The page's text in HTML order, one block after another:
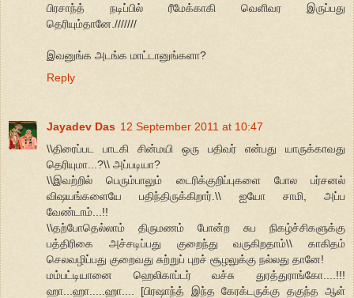
பிரசாந்த் நடிப்பில் ரீமேக்காகி வெளிவர இருப்பது
தெரியும்தானே.///////
இவனுங்க அடங்க மாட்டானுங்களா?
Reply
Jayadev Das 12 September 2011 at 10:47
\\திரைப்பட பாடகி சின்மயி ஒரு பதிவர் என்பது யாருக்காவது
தெரியுமா...?\\ அப்படியா?
\\இவற்றில் பெரும்பாலும் டைரிக்குறிப்புகளை போல பர்சனல்
விஷயங்களையே பதிந்திருக்கிறார்.\\ ஐயோ சாமி, அப்ப
வேண்டாம்...!!
\\தற்போதெல்லாம் திருமணம் போன்ற சுப நிகழ்ச்சிகளுக்கு
பத்திரிகை அச்சடிப்பது குறைந்து வருகிறதாம்\\ காகிதம்
செலவழிப்பது குறைவது சுற்றுப் புறச் சூழலுக்கு நல்லது தானே!
மம்பட்டியானை ஹெலிகாப்டர் வச்சு துரத்துராங்கோ....!!!
ஹா...ஹா.....ஹா.... [பிரஷாந்த் இந்த கேரக்டருக்கு தகுந்த ஆள்